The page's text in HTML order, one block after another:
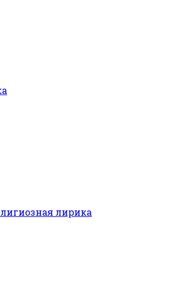
лирика